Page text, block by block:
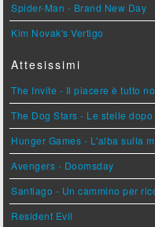
Spider-Man - Brand New Day
Kim Novak's Vertigo
Attesissimi
The Invite - Il piacere è tutto
The Dog Stars - Le stelle
Hunger Games - L'alba sulla
Avengers - Doomsday
Santiago - Un cammino per
Resident Evil